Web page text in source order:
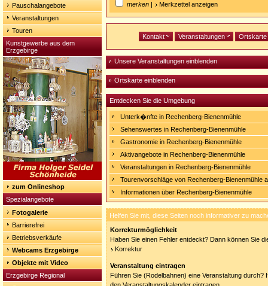
Pauschalangebote
Veranstaltungen
Touren
Kunstgewerbe aus dem
Erzgebirge
zum Onlineshop
Spezialangebote
Fotogalerie
Barrierefrei
Betriebsverkäufe
Webcams Erzgebirge
Objekte mit Video
Erzgebirge Regional
merken | Merkzettel anzeigen
Kontakt Veranstaltungen Ortskarte
Unsere Veranstaltungen einblenden
Ortskarte einblenden
Entdecken Sie die Umgebung
Unterk�nfte in Rechenberg-Bienenmühle
Sehenswertes in Rechenberg-Bienenmühle
Gastronomie in Rechenberg-Bienenmühle
Aktivangebote in Rechenberg-Bienenmühle
Veranstaltungen in Rechenberg-Bienenmühle
Tourenvorschläge von Rechenberg-Bienenmühle
Informationen über Rechenberg-Bienenmühle
Helfen Sie mit, diese Seiten noch informativer zu
Korrekturmöglichkeit
Haben Sie einen Fehler entdeckt? Dann können Sie
Korrektur
Veranstaltung eintragen
Führen Sie (Rodelbahnen) eine Veranstaltung durch?